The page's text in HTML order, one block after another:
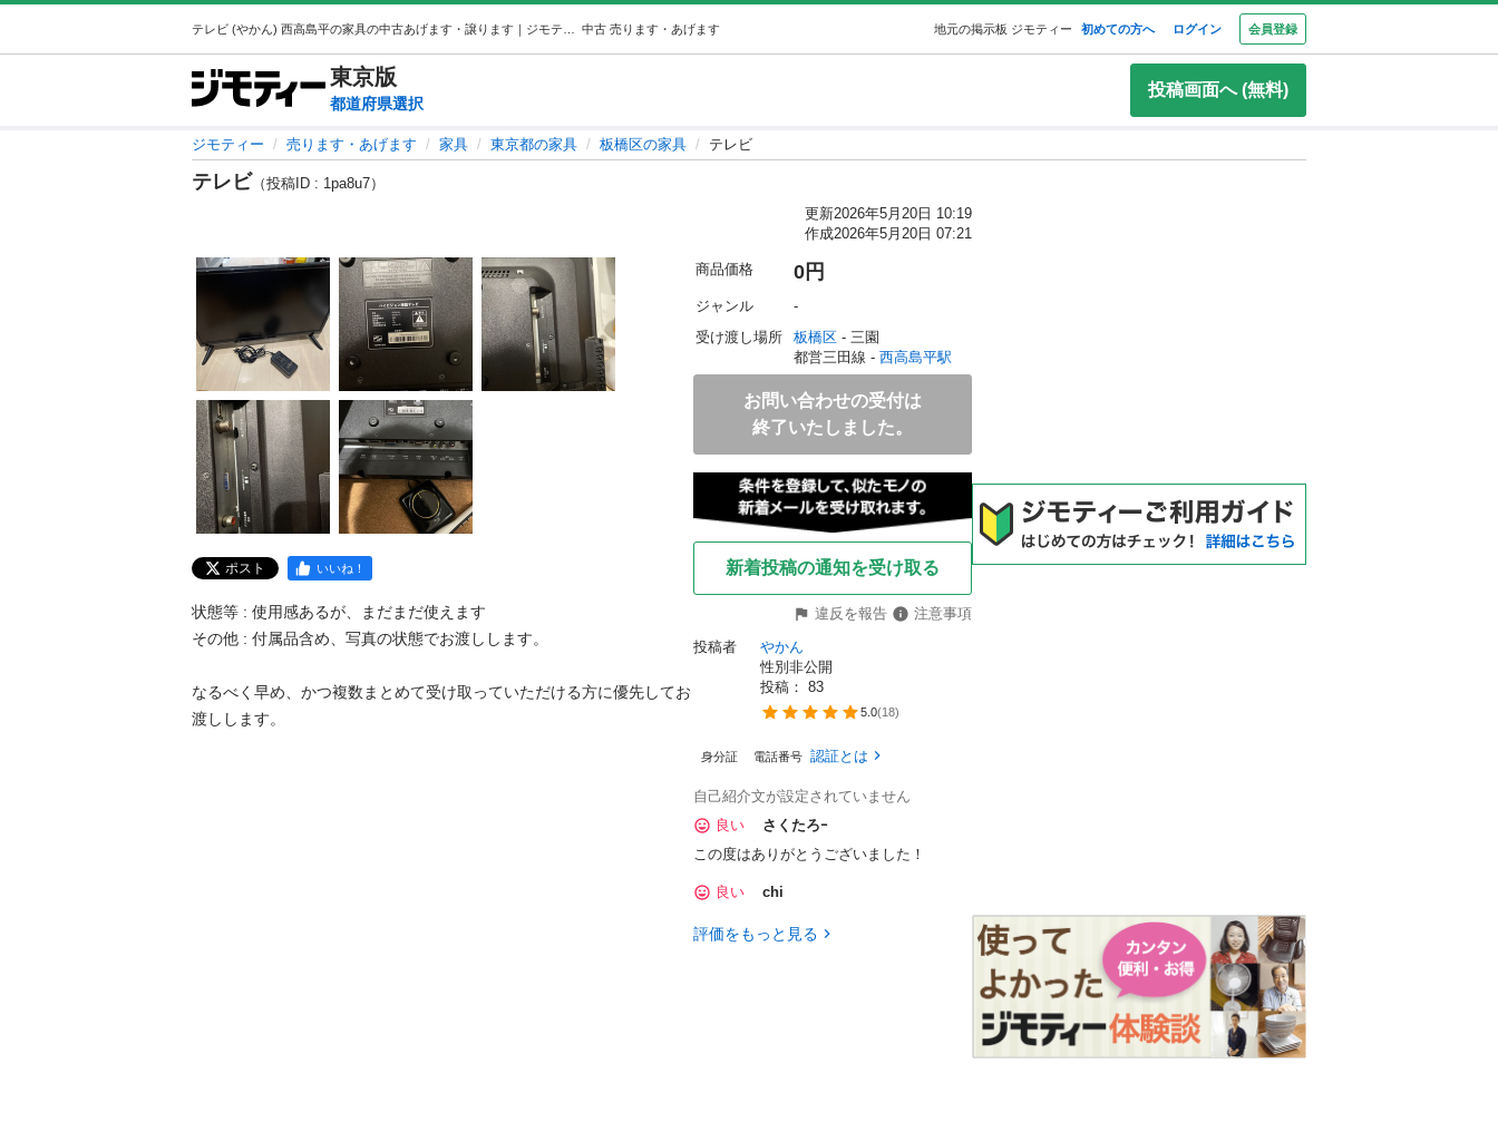
中古 売ります・あげます 地元の掲示板 ジモティー 初めての方へ ログイン 会員登録
東京版
都道府県選択
投稿画面へ (無料)
ジモティー 売ります・あげます 家具 東京都の家具 板橋区の家具 テレビ
テレビ （投稿ID : 1pa8u7）
更新2026年5月20日 10:19
作成2026年5月20日 07:21
ポスト いいね！
状態等 : 使用感あるが、まだまだ使えます
その他 : 付属品含め、写真の状態でお渡しします。
なるべく早め、かつ複数まとめて受け取っていただける方に優先してお
渡しします。
商品価格 0円
ジャンル
-
受け渡し場所
板橋区 - 三園
都営三田線 - 西高島平駅
お問い合わせの受付は
終了いたしました。
新着投稿の通知を受け取る
違反を報告
注意事項
投稿者
やかん
性別非公開
投稿： 83
5.0(18)
身分証 電話番号 認証とは
自己紹介文が設定されていません
良い
さくたろｰ
この度はありがとうございました！
良い chi
評価をもっと見る